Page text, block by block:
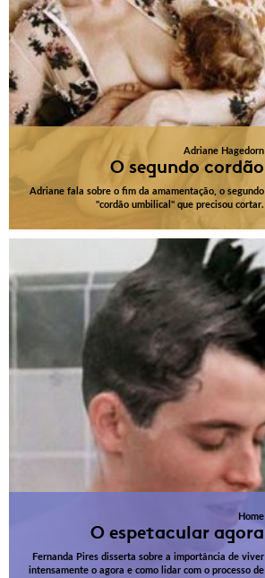
Adriane Hagedorn
O segundo cordão
Adriane fala sobre o fim da amamentação, o segundo
"cordão umbilical" que precisou cortar.
Home
O espetacular agora
Fernanda Pires disserta sobre a importância de viver
intensamente o agora e como lidar com o processo de